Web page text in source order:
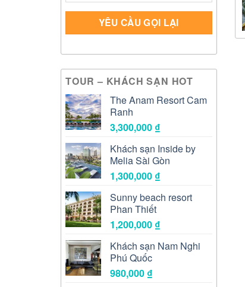
TOUR – KHÁCH SẠN HOT
The Anam Resort Cam
Ranh
3,300,000 ₫
Khách sạn Inside by
Melia Sài Gòn
1,300,000 ₫
Sunny beach resort
Phan Thiết
1,200,000 ₫
Khách sạn Nam Nghi
Phú Quốc
980,000 ₫